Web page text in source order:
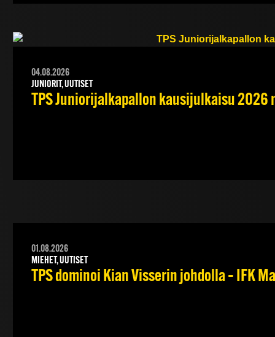
04.08.2026
JUNIORIT, UUTISET
TPS Juniorijalkapallon kausijulkaisu 2026
01.08.2026
MIEHET, UUTISET
TPS dominoi Kian Visserin johdolla – IFK